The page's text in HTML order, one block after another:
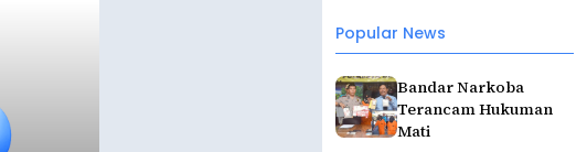
Popular News
Bandar Narkoba
Terancam Hukuman
Mati